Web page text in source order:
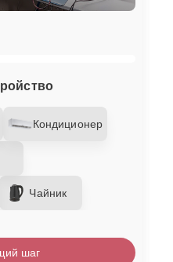
Кондиционер
Чайник
шаг